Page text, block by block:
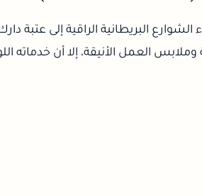
البريطانية الراقية إلى عتبة
العمل الأنيقة، إلا أن خدماته